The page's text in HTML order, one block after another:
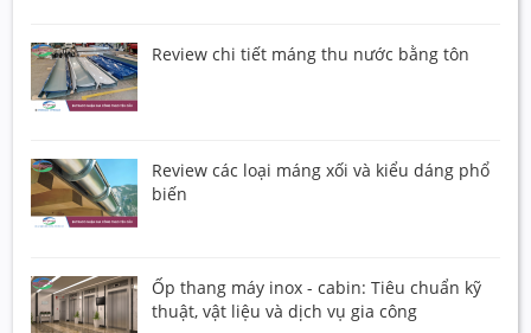
Review chi tiết máng thu nước bằng tôn
Review các loại máng xối và kiểu dáng phổ
biến
Ốp thang máy inox - cabin: Tiêu chuẩn kỹ
thuật, vật liệu và dịch vụ gia công